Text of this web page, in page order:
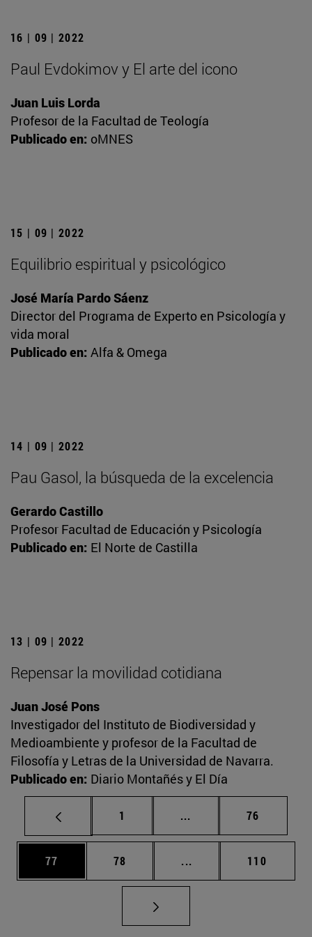
16 | 09 | 2022
Paul Evdokimov y El arte del icono
Juan Luis Lorda
Profesor de la Facultad de Teología
Publicado en: oMNES
15 | 09 | 2022
Equilibrio espiritual y psicológico
José María Pardo Sáenz
Director del Programa de Experto en Psicología y
vida moral
Publicado en: Alfa & Omega
14 | 09 | 2022
Pau Gasol, la búsqueda de la excelencia
Gerardo Castillo
Profesor Facultad de Educación y Psicología
Publicado en: El Norte de Castilla
13 | 09 | 2022
Repensar la movilidad cotidiana
Juan José Pons
Investigador del Instituto de Biodiversidad y
Medioambiente y profesor de la Facultad de
Filosofía y Letras de la Universidad de Navarra.
Publicado en: Diario Montañés y El Día
Página
1 ... Páginas intermedias
Página
76
Página
77 Página
78 ... Páginas intermedias
Página
110